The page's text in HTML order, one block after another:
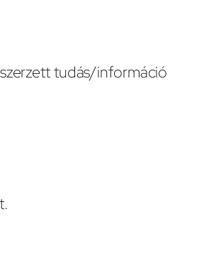
tudás/információ